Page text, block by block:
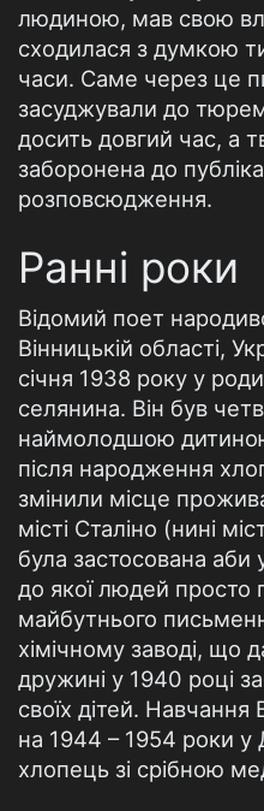
людиною, мав свою
сходилася з думкою
часи. Саме через це
засуджували до
досить довгий час, а
заборонена до
розповсюдження.
Ранні роки
Відомий поет
Вінницькій області,
січня 1938 року у
селянина. Він був
наймолодшою
після народження
змінили місце
місті Сталіно (нині
була застосована аби
до якої людей
майбутнього
хімічному заводі, що
дружині у 1940 році
своїх дітей.
на 1944 – 1954 роки у
хлопець зі срібною